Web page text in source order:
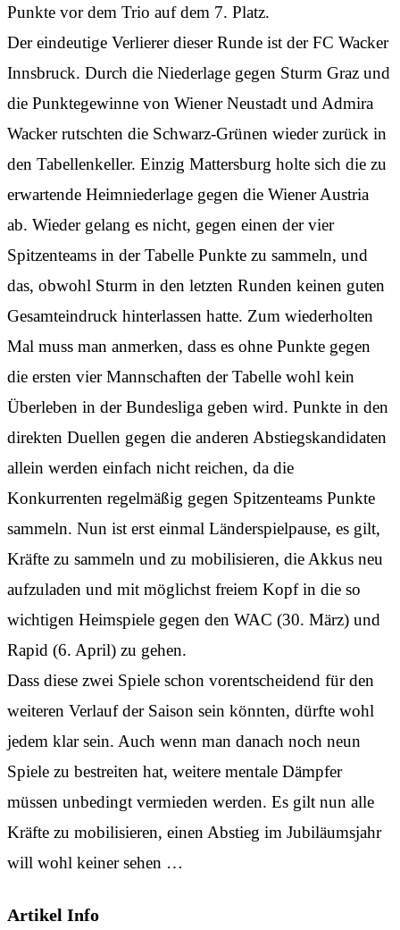
Punkte vor dem Trio auf dem 7. Platz.
Der eindeutige Verlierer dieser Runde ist der FC Wacker
Innsbruck. Durch die Niederlage gegen Sturm Graz und
die Punktegewinne von Wiener Neustadt und Admira
Wacker rutschten die Schwarz-Grünen wieder zurück in
den Tabellenkeller. Einzig Mattersburg holte sich die zu
erwartende Heimniederlage gegen die Wiener Austria
ab. Wieder gelang es nicht, gegen einen der vier
Spitzenteams in der Tabelle Punkte zu sammeln, und
das, obwohl Sturm in den letzten Runden keinen guten
Gesamteindruck hinterlassen hatte. Zum wiederholten
Mal muss man anmerken, dass es ohne Punkte gegen
die ersten vier Mannschaften der Tabelle wohl kein
Überleben in der Bundesliga geben wird. Punkte in den
direkten Duellen gegen die anderen Abstiegskandidaten
allein werden einfach nicht reichen, da die
Konkurrenten regelmäßig gegen Spitzenteams Punkte
sammeln. Nun ist erst einmal Länderspielpause, es gilt,
Kräfte zu sammeln und zu mobilisieren, die Akkus neu
aufzuladen und mit möglichst freiem Kopf in die so
wichtigen Heimspiele gegen den WAC (30. März) und
Rapid (6. April) zu gehen.
Dass diese zwei Spiele schon vorentscheidend für den
weiteren Verlauf der Saison sein könnten, dürfte wohl
jedem klar sein. Auch wenn man danach noch neun
Spiele zu bestreiten hat, weitere mentale Dämpfer
müssen unbedingt vermieden werden. Es gilt nun alle
Kräfte zu mobilisieren, einen Abstieg im Jubiläumsjahr
will wohl keiner sehen …
Artikel Info